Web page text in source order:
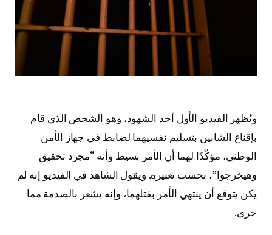
ويُظهر الفيديو الأول أحد الشهود، وهو الشخص الذي قام
بإقناع الشابين بتسليم نفسيهما لضابط في جهاز الأمن
الوطني، مؤكّدًا لهما أن الأمر بسيط وأنه “مجرد تحقيق
وهيخرجوا”، بحسب تعبيره. ويقول الشاهد في الفيديو إنه لم
يكن يتوقع أن ينتهي الأمر بقتلهما، وإنه يشعر بالصدمة مما
جرى.